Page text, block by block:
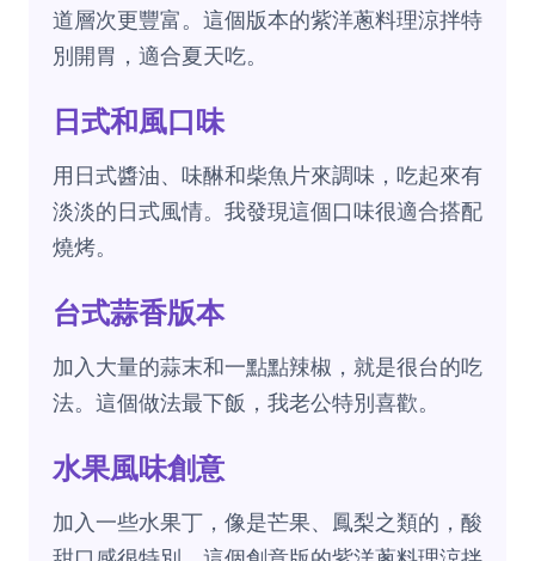
道層次更豐富。這個版本的紫洋蔥料理涼拌特
別開胃，適合夏天吃。
日式和風口味
用日式醬油、味醂和柴魚片來調味，吃起來有
淡淡的日式風情。我發現這個口味很適合搭配
燒烤。
台式蒜香版本
加入大量的蒜末和一點點辣椒，就是很台的吃
法。這個做法最下飯，我老公特別喜歡。
水果風味創意
加入一些水果丁，像是芒果、鳳梨之類的，酸